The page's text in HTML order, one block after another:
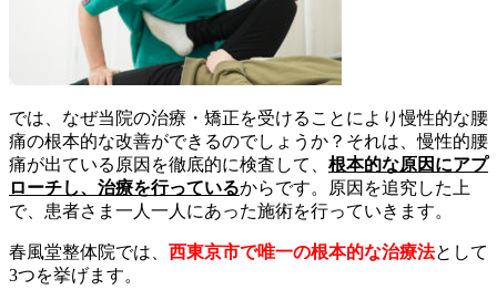
では、なぜ当院の治療・矯正を受けることにより慢性的な腰
痛の根本的な改善ができるのでしょうか？それは、慢性的腰
痛が出ている原因を徹底的に検査して、 根本的な原因にアプ
ローチし、治療を行っているからです。原因を追究した上
で、患者さま一人一人にあった施術を行っていきます。
春風堂整体院では、 西東京市で唯一の根本的な治療法として
3つを挙げます。